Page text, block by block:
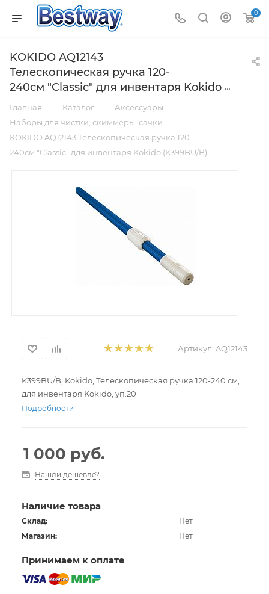
0
KOKIDO AQ12143
Телескопическая ручка 120-
240см "Classic" для инвентаря Kokido (K399BU/B)
Главная — Каталог — Аксессуары —
Наборы для чистки, скиммеры, сачки —
KOKIDO AQ12143 Телескопическая ручка 120-
240см "Classic" для инвентаря Kokido (K399BU/B)
Артикул: AQ12143
K399BU/B, Kokido, Телескопическая ручка 120-240 см,
для инвентаря Kokido, уп.20
Подробности
1 000 руб.
Нашли дешевле?
Наличие товара
Склад:
Нет
Магазин:
Нет
Принимаем к оплате